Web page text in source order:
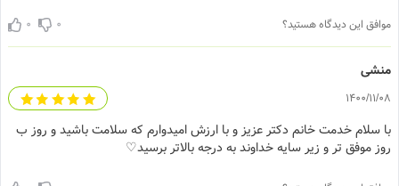
این دیدگاه هستید؟ 0
1400/11/
سلام خدمت خانم دکتر عزیز و با ارزش امیدوارم که سلامت باشید و روز ب
موفق تر و زیر سایه خداوند به درجه بالاتر برسید♡